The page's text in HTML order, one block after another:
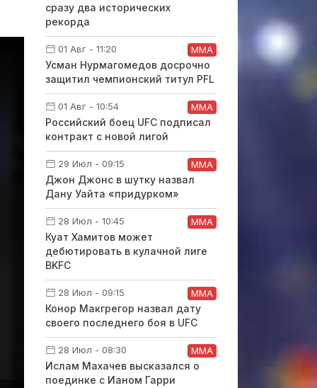
сразу два исторических
рекорда
01 Авг - 11:20 ММА
Усман Нурмагомедов досрочно
защитил чемпионский титул PFL
01 Авг - 10:54 ММА
Российский боец UFC подписал
контракт с новой лигой
29 Июл - 09:15 ММА
Джон Джонс в шутку назвал
Дану Уайта «придурком»
28 Июл - 10:45 ММА
Куат Хамитов может
дебютировать в кулачной лиге
BKFC
28 Июл - 09:15 ММА
Конор Макгрегор назвал дату
своего последнего боя в UFC
28 Июл - 08:30 ММА
Ислам Махачев высказался о
поединке с Ианом Гарри